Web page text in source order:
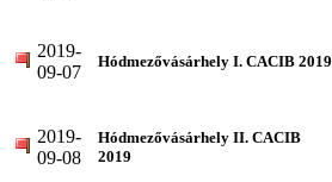
2019-
09-07
Hódmezővásárhely I. CACIB 2019
2019-
09-08
Hódmezővásárhely II. CACIB
2019